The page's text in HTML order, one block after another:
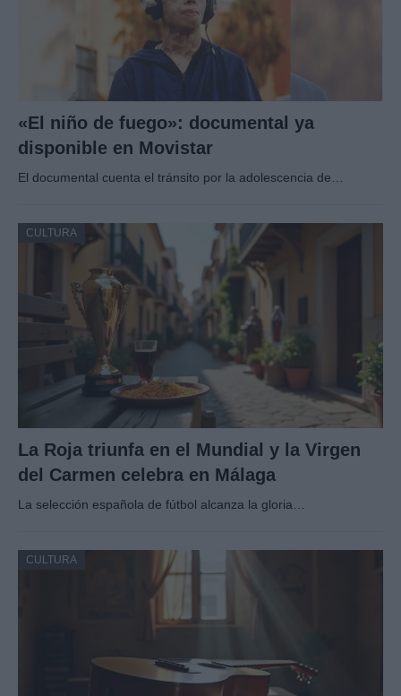
«El niño de fuego»: documental ya
disponible en Movistar
El documental cuenta el tránsito por la adolescencia de…
CULTURA
La Roja triunfa en el Mundial y la Virgen
del Carmen celebra en Málaga
La selección española de fútbol alcanza la gloria…
CULTURA